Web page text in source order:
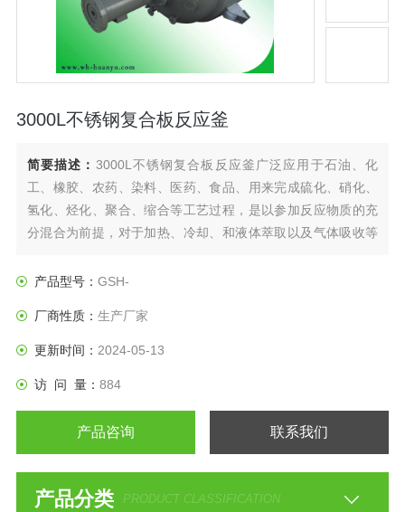
3000L不锈钢复合板反应釜
简要描述： 3000L不锈钢复合板反应釜广泛应用于石油、化
工、橡胶、农药、染料、医药、食品、用来完成硫化、硝化、
氢化、烃化、聚合、缩合等工艺过程，是以参加反应物质的充
分混合为前提，对于加热、冷却、和液体萃取以及气体吸收等
工，制药等行业理想的所需设备。
产品型号： GSH-
厂商性质： 生产厂家
更新时间： 2024-05-13
访 问 量： 884
产品咨询 联系我们
产品分类 PRODUCT CLASSIFICATION